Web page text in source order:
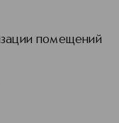
помещений